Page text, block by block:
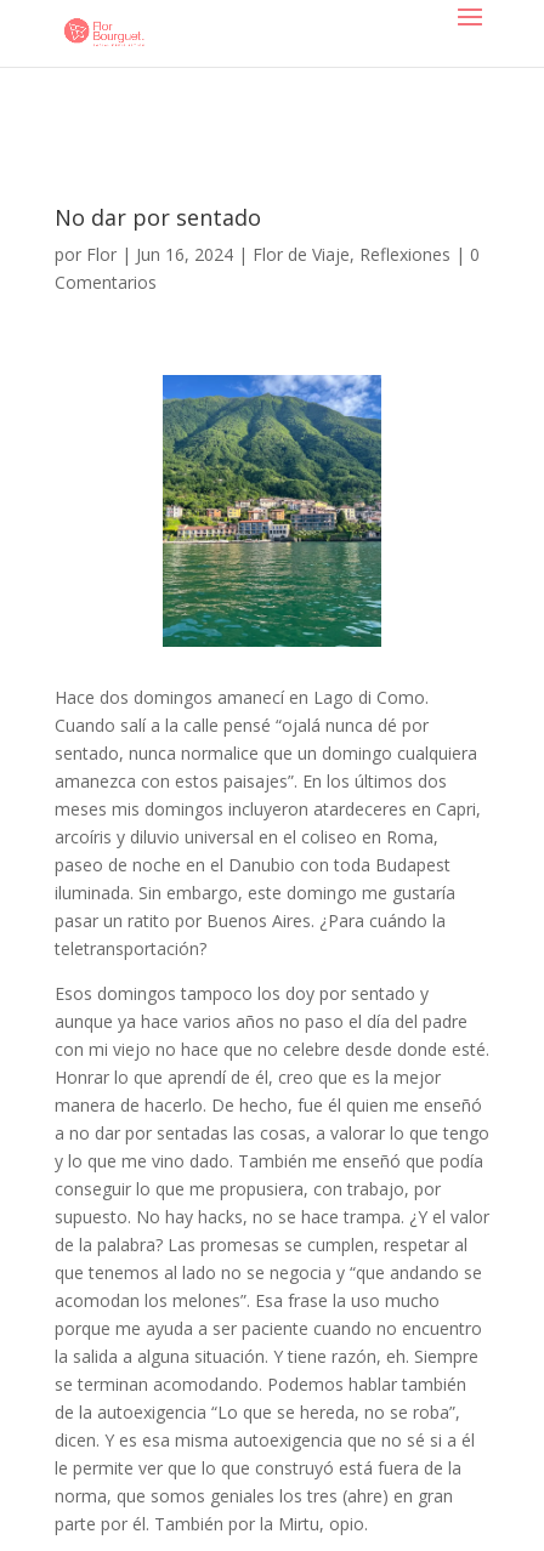
No dar por sentado
por Flor| Jun 16, 2024| Flor de Viaje, Reflexiones | 0
Comentarios
Hace dos domingos amanecí en Lago di Como.
Cuando salí a la calle pensé “ojalá nunca dé por
sentado, nunca normalice que un domingo cualquiera
amanezca con estos paisajes”. En los últimos dos
meses mis domingos incluyeron atardeceres en Capri,
arcoíris y diluvio universal en el coliseo en Roma,
paseo de noche en el Danubio con toda Budapest
iluminada. Sin embargo, este domingo me gustaría
pasar un ratito por Buenos Aires. ¿Para cuándo la
teletransportación?
Esos domingos tampoco los doy por sentado y
aunque ya hace varios años no paso el día del padre
con mi viejo no hace que no celebre desde donde esté.
Honrar lo que aprendí de él, creo que es la mejor
manera de hacerlo. De hecho, fue él quien me enseñó
a no dar por sentadas las cosas, a valorar lo que tengo
y lo que me vino dado. También me enseñó que podía
conseguir lo que me propusiera, con trabajo, por
supuesto. No hay hacks, no se hace trampa. ¿Y el valor
de la palabra? Las promesas se cumplen, respetar al
que tenemos al lado no se negocia y “que andando se
acomodan los melones”. Esa frase la uso mucho
porque me ayuda a ser paciente cuando no encuentro
la salida a alguna situación. Y tiene razón, eh. Siempre
se terminan acomodando. Podemos hablar también
de la autoexigencia “Lo que se hereda, no se roba”,
dicen. Y es esa misma autoexigencia que no sé si a él
le permite ver que lo que construyó está fuera de la
norma, que somos geniales los tres (ahre) en gran
parte por él. También por la Mirtu, opio.